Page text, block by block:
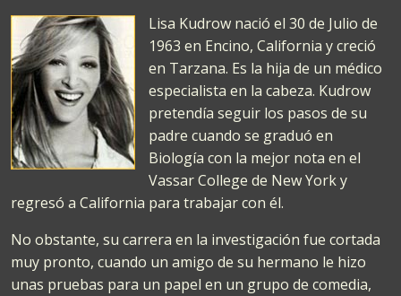
Lisa Kudrow nació el 30 de Julio de
1963 en Encino, California y creció
en Tarzana. Es la hija de un médico
especialista en la cabeza. Kudrow
pretendía seguir los pasos de su
padre cuando se graduó en
Biología con la mejor nota en el
Vassar College de New York y
regresó a California para trabajar con él.
No obstante, su carrera en la investigación fue cortada
muy pronto, cuando un amigo de su hermano le hizo
unas pruebas para un papel en un grupo de comedia,